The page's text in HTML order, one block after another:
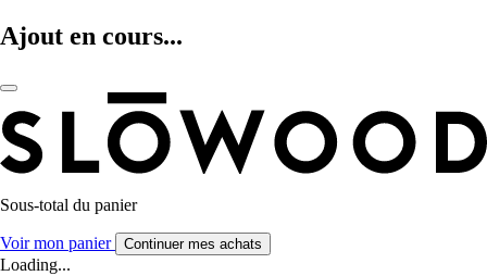
Ajout en cours...
Sous-total du panier
Voir mon panier Continuer mes achats
Loading...